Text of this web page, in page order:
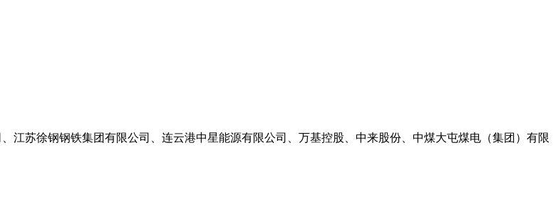
江苏徐钢钢铁集团有限公司、连云港中星能源有限公司、万基控股、中来股份、中煤大屯煤电（集团）有限